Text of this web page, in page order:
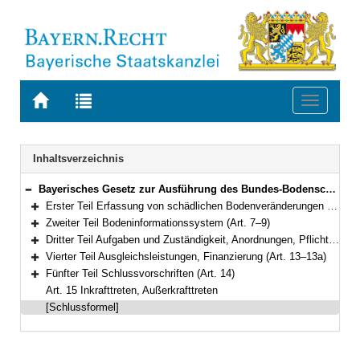
Zur
BAYERN.RECHT
Zur
letzten
Suche
Toggle
Navigation
Inhaltsverzeichnis
Bereich reduzieren
Bayerisches Gesetz zur Ausführung des Bundes-Bodenschutzgesetzes (Bayerisches Bodenschutzgesetz – BayBodSchG) Vom 23. Februar 1999 (GVBl. S. 36) BayRS 2129-4-1-U (Art. 1–15)
Bereich erweitern
Erster Teil Erfassung von schädlichen Bodenveränderungen und Altlasten, Überwachung und Gefahrenabwehr (Art. 1–6)
Bereich erweitern
Zweiter Teil Bodeninformationssystem (Art. 7–9)
Bereich erweitern
Dritter Teil Aufgaben und Zuständigkeit, Anordnungen, Pflichten der Behörden und sonstiger öffentlicher Stellen (Art. 10–12)
Bereich erweitern
Vierter Teil Ausgleichsleistungen, Finanzierung (Art. 13–13a)
Bereich erweitern
Fünfter Teil Schlussvorschriften (Art. 14)
Art. 15 Inkrafttreten, Außerkrafttreten
[Schlussformel]